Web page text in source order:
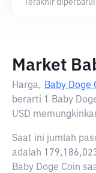
Terakhir
Market
Harga, Baby Doge
berarti 1 Baby
USD
Saat ini jumlah
adalah
Baby Doge Coin